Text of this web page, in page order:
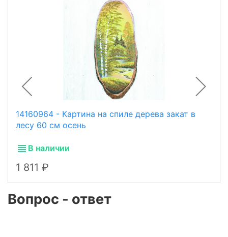
14160964 - Картина на спиле дерева закат в
лесу 60 см осень
В наличии
1 811
Вопрос - ответ